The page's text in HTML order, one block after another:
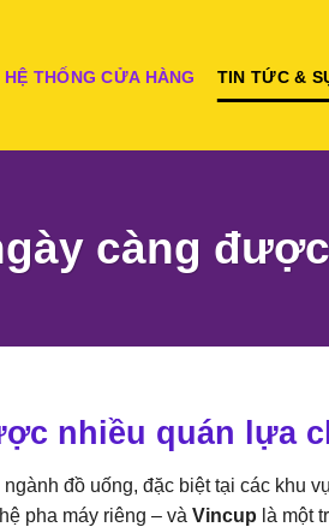
HỆ THỐNG CỬA HÀNG TIN TỨC &
càng
nhiều quán lựa
đồ uống, đặc biệt tại các khu
pha máy riêng – và Vincup là một